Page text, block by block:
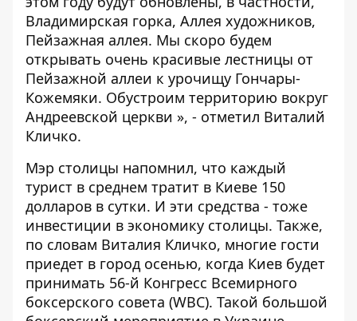
Владимирская горка, Аллея художников,
Пейзажная аллея. Мы скоро будем
открывать очень красивые лестницы от
Пейзажной аллеи к урочищу Гончары-
Кожемяки. Обустроим территорию вокруг
Андреевской церкви », - отметил Виталий
Кличко.
Мэр столицы напомнил, что каждый
турист в среднем тратит в Киеве 150
долларов в сутки. И эти средства - тоже
инвестиции в экономику столицы. Также,
по словам Виталия Кличко, многие гости
приедет в город осенью, когда Киев будет
принимать 56-й Конгресс Всемирного
боксерского совета (WBC). Такой большой